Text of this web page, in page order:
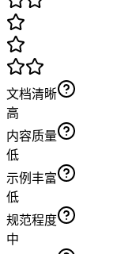
文档清晰
高
内容质量
低
示例丰富
低
规范程度
中